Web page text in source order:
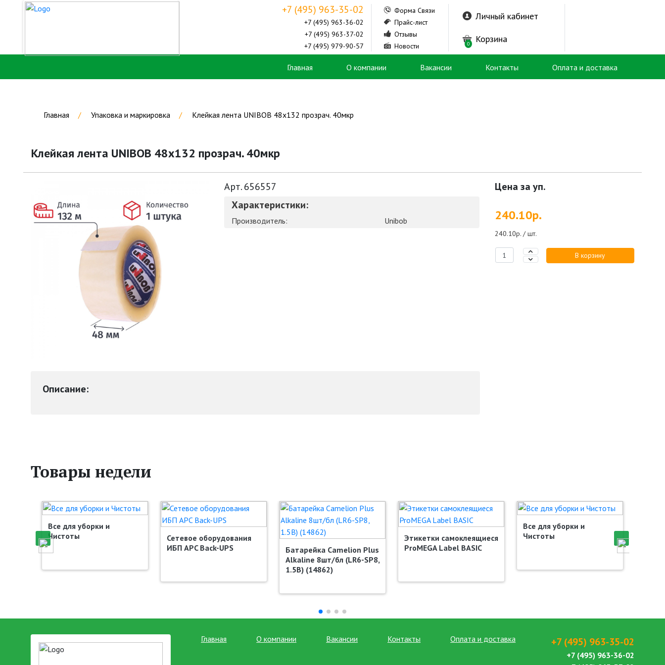
+7 (495) 963-35-02
+7 (495) 963-36-02
+7 (495) 963-37-02
+7 (495) 979-90-57
Форма Связи
Прайс-лист
Отзывы
Новости
Личный кабинет
0 Корзина
Главная О компании Вакансии Контакты Оплата и доставка
Главная Упаковка и маркировка Клейкая лента UNIBOB 48х132 прозрач. 40мкр
Клейкая лента UNIBOB 48х132 прозрач. 40мкр
Арт. 656557
Характеристики:
Производитель: Unibob
Описание:
Цена за уп.
240.10р.
240.10р. / шт.
В корзину
Товары недели
Все для уборки и
Чистоты
Сетевое оборудования
ИБП APC Back-UPS
Батарейка Camelion Plus
Alkaline 8шт/бл (LR6-SP8,
1.5В) (14862)
Этикетки самоклеящиеся
ProMEGA Label BASIC
Все для уборки и
Чистоты
Главная О компании Вакансии Контакты Оплата и доставка +7 (495) 963-35-02
+7 (495) 963-36-02